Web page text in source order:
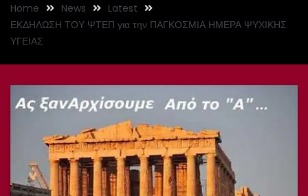
Home News
Latest
ΕΚΔΗΛΩΣΗ ΤΟΥ ΨΤΕΠ για την ΠΑΓΚΟΣΜΙΑ ΗΜΕΡΑ ΨΥΧΙΚΗΣ
ΥΓΕΙΑΣ